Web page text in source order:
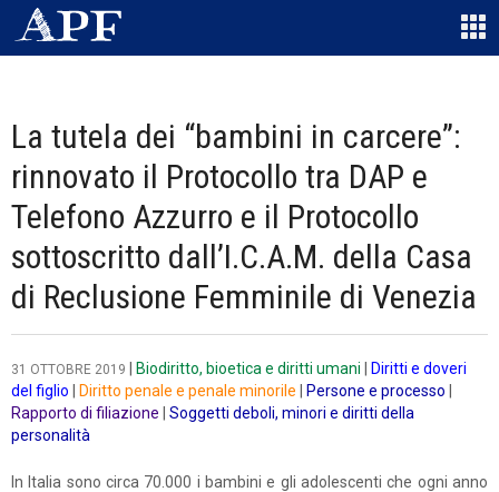
La tutela dei “bambini in carcere”:
rinnovato il Protocollo tra DAP e
Telefono Azzurro e il Protocollo
sottoscritto dall’I.C.A.M. della Casa
di Reclusione Femminile di Venezia
31 OTTOBRE 2019 Biodiritto, bioetica e diritti umani
Diritti e doveri
del figlio
Diritto penale e penale minorile Persone e processo
Rapporto di filiazione
Soggetti deboli, minori e diritti della
personalità
In Italia sono circa 70.000 i bambini e gli adolescenti che ogni anno